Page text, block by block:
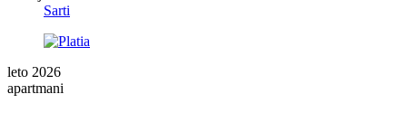
Sarti
leto 2026
apartmani